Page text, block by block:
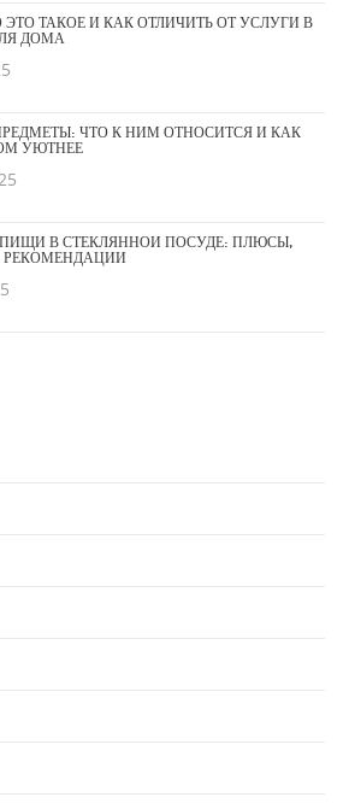
ЭТО ТАКОЕ И КАК ОТЛИЧИТЬ ОТ УСЛУГИ В
ДОМА
ЧТО К НИМ ОТНОСИТСЯ И КАК
УЮТНЕЕ
В СТЕКЛЯННОЙ ПОСУДЕ: ПЛЮСЫ,